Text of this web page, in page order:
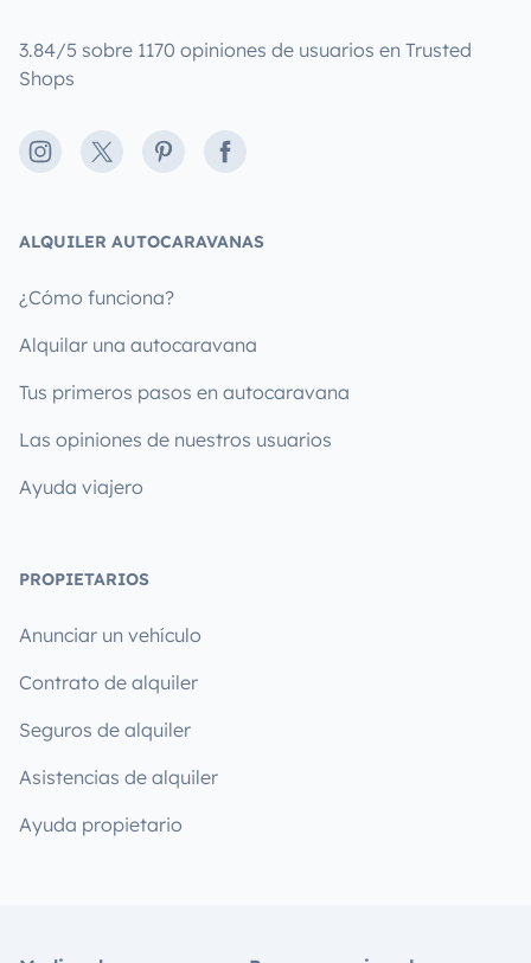
3.84/5 sobre 1170 opiniones de usuarios en Trusted
Shops
Instagram
X PinterestFacebook
ALQUILER AUTOCARAVANAS
¿Cómo funciona?
Alquilar una autocaravana
Tus primeros pasos en autocaravana
Las opiniones de nuestros usuarios
Ayuda viajero
PROPIETARIOS
Anunciar un vehículo
Contrato de alquiler
Seguros de alquiler
Asistencias de alquiler
Ayuda propietario